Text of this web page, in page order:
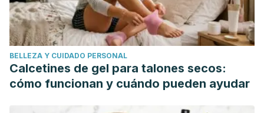
ocupación y formas de poder en Pachacamac, Costa
central del Perú. Revista Española de Antropología
Americana.https://doi.org/-
BELLEZA Y CUIDADO PERSONAL
Calcetines de gel para talones secos:
cómo funcionan y cuándo pueden ayudar